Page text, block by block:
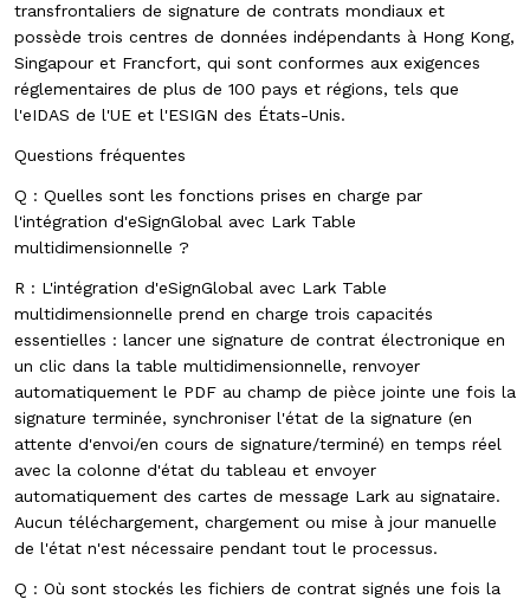
transfrontaliers de signature de contrats mondiaux et
possède trois centres de données indépendants à Hong Kong,
Singapour et Francfort, qui sont conformes aux exigences
réglementaires de plus de 100 pays et régions, tels que
l'eIDAS de l'UE et l'ESIGN des États-Unis.
Questions fréquentes
Q : Quelles sont les fonctions prises en charge par
l'intégration d'eSignGlobal avec Lark Table
multidimensionnelle ?
R : L'intégration d'eSignGlobal avec Lark Table
multidimensionnelle prend en charge trois capacités
essentielles : lancer une signature de contrat électronique en
un clic dans la table multidimensionnelle, renvoyer
automatiquement le PDF au champ de pièce jointe une fois la
signature terminée, synchroniser l'état de la signature (en
attente d'envoi/en cours de signature/terminé) en temps réel
avec la colonne d'état du tableau et envoyer
automatiquement des cartes de message Lark au signataire.
Aucun téléchargement, chargement ou mise à jour manuelle
de l'état n'est nécessaire pendant tout le processus.
Q : Où sont stockés les fichiers de contrat signés une fois la